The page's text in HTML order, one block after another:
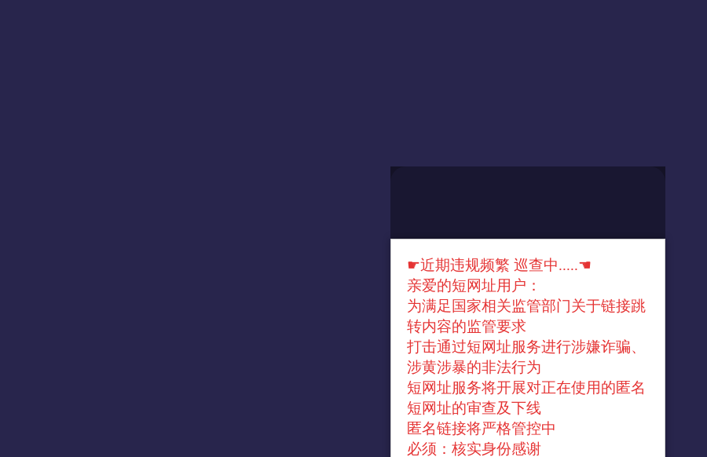
☛近期违规频繁 巡查中.....☚
亲爱的短网址用户：
为满足国家相关监管部门关于链接跳
转内容的监管要求
打击通过短网址服务进行涉嫌诈骗、
涉黄涉暴的非法行为
短网址服务将开展对正在使用的匿名
短网址的审查及下线
匿名链接将严格管控中
必须：核实身份感谢
↓官方转换域名↓